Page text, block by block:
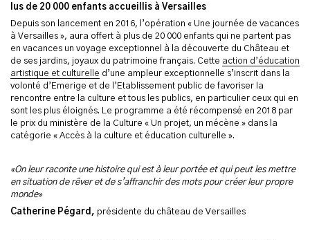
lus de 20 000 enfants accueillis à Versailles
Depuis son lancement en 2016, l’opération « Une journée de vacances
à Versailles », aura offert à plus de 20 000 enfants qui ne partent pas
en vacances un voyage exceptionnel à la découverte du Château et
de ses jardins, joyaux du patrimoine français. Cette action d’éducation
artistique et culturelle d’une ampleur exceptionnelle s’inscrit dans la
volonté d’Emerige et de l’Etablissement public de favoriser la
rencontre entre la culture et tous les publics, en particulier ceux qui en
sont les plus éloignés. Le programme a été récompensé en 2018 par
le prix du ministère de la Culture « Un projet, un mécène » dans la
catégorie « Accès à la culture et éducation culturelle ».
«On leur raconte une histoire qui est à leur portée et qui peut les mettre
en situation de rêver et de s’affranchir des mots pour créer leur propre
monde»
Catherine Pégard, présidente du château de Versailles